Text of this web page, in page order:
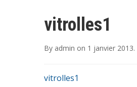
vitrolles1
By admin on 1 janvier 2013.
vitrolles1